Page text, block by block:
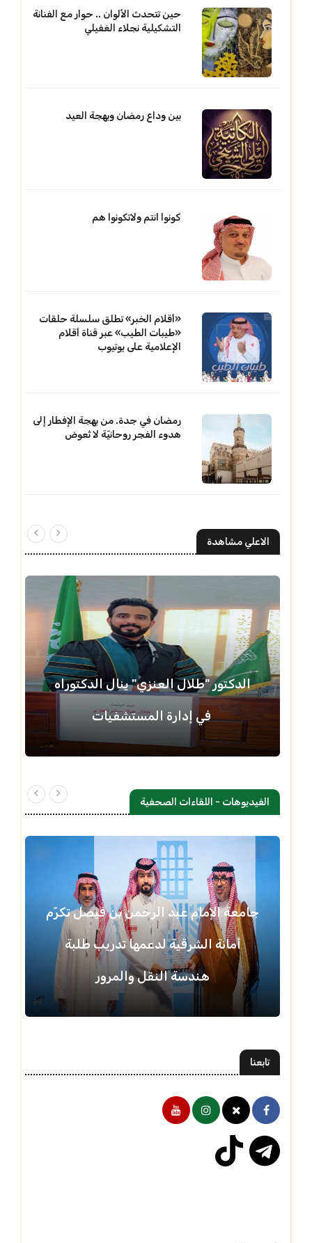
حين تتحدث الألوان .. حوار مع الفنانة
التشكيلية نجلاء الغفيلي
بين وداع رمضان وبهجة العيد
كونوا انتم ولاتكونوا هم
«أقلام الخبر» تطلق سلسلة حلقات
«طيبات الطيب» عبر قناة أقلام
الإعلامية على يوتيوب
رمضان في جدة. من بهجة الإفطار إلى
هدوء الفجر روحانيّة لا تُعوض
الاعلي مشاهدة
الدكتور "طلال العنزي" ينال الدكتوراه
في إدارة المستشفيات
الفيديوهات - اللقاءات الصحفية
جامعة الإمام عبد الرحمن بن فيصل تكرّم
أمانة الشرقية لدعمها تدريب طلبة
هندسة النقل والمرور
تابعنا